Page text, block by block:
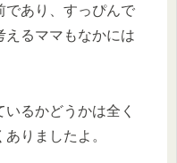
であり、すっぴんで
えるママもなかには
るかどうかは全く
りましたよ。